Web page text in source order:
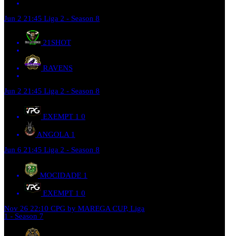
Jun 2 21:45 Liga 2 - Season 8
21SHOT
RAVENS
Jun 2 21:45 Liga 2 - Season 8
EXEMPT 1 0
ANGOLA 1
Jun 6 21:45 Liga 2 - Season 8
MOCIDADE 1
EXEMPT 1 0
Nov 26 22:10 CPG by MAREGA CUP, Liga
1 - Season 7